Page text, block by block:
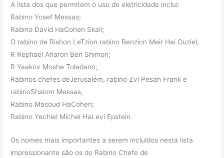
A lista dos que permitem o uso de eletricidade inclui:
Rabino Yosef Messas;
Rabino David HaCohen Skali;
O rabino de Rishon LeTzion rabino Benzion Meir Hai Ouziel;
R Rephael Aharon Ben Shimon;
R Yaakov Moshe Toledano;
Rabinos chefes deJerusalém, rabino Zvi Pesah Frank e
rabinoShalom Messas;
Rabino Masoud HaCohen;
Rabino Yechiel Michel HaLevi Epstein.
Os nomes mais importantes a serem incluídos nesta lista
impressionante são os do Rabino Chefe de